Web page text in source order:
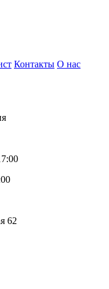
Контакты О нас
62